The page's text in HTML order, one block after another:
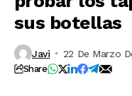
sus botellas
Javi 22 De Marzo
Share